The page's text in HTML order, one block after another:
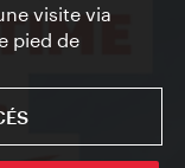
visite via
pied de